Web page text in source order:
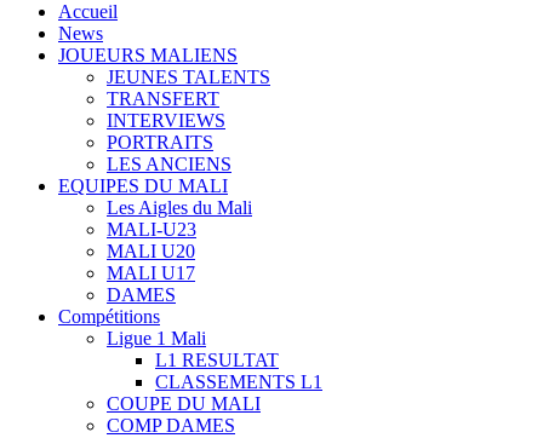
Accueil
News
JOUEURS MALIENS
JEUNES TALENTS
TRANSFERT
INTERVIEWS
PORTRAITS
LES ANCIENS
EQUIPES DU MALI
Les Aigles du Mali
MALI-U23
MALI U20
MALI U17
DAMES
Compétitions
Ligue 1 Mali
L1 RESULTAT
CLASSEMENTS L1
COUPE DU MALI
COMP DAMES